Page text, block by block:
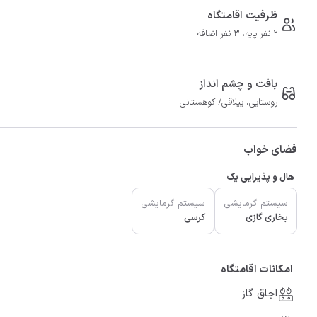
ظرفیت اقامتگاه
2 نفر پایه، 3 نفر اضافه
بافت و چشم انداز
روستایی، ییلاقی/ کوهستانی
فضای خواب
هال و پذیرایی یک
سیستم گرمایشی
بخاری گازی
سیستم گرمایشی
کرسی
امکانات اقامتگاه
اجاق گاز